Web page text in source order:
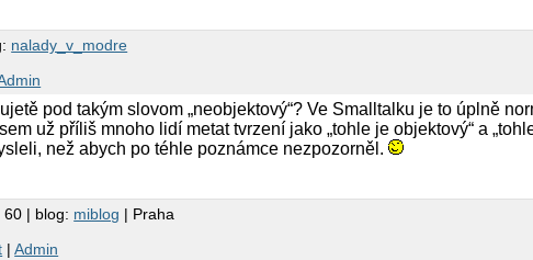
nalady_v_modre
pod takým slovom „neobjektový“? Ve Smalltalku je to úplně
už příliš mnoho lidí metat tvrzení jako „tohle je objektový“ a
než abych po téhle poznámce nezpozorněl.
60 | blog: miblog | Praha
|Admin